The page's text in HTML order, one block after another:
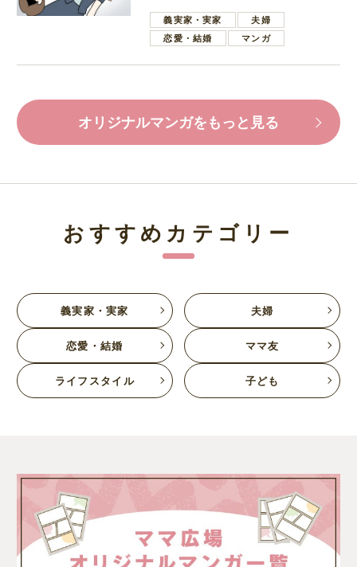
葉で励ます夫
義実家・実家
夫婦
恋愛・結婚
マンガ
オリジナルマンガをもっと見る
おすすめカテゴリー
義実家・実家 夫婦
恋愛・結婚 ママ友
ライフスタイル 子ども